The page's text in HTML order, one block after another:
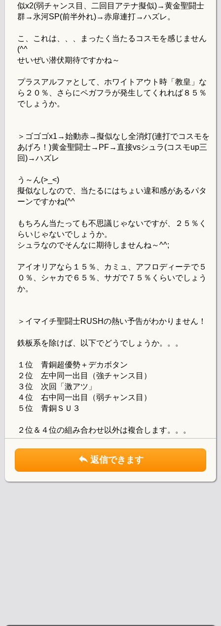
似x2(弱チャンス目、二回目アテナ擬似)→黄金聖闘士
群→氷河SP(前半外れ)→赤扉連打→ハズレ。
こ、これは、、、まったく当たるコスモを感じません
(^^ゞ
せいぜい潜伏期待ですかね～
プラスアルファとして、ホワイトアウト時「教皇」な
ら２０％、さらにペガフラが発生してくれれば８５％
でしょうか。
＞ゴゴゴx1→始動赤→擬似なし全消灯(連打でコスモを
あげろ！)黄金聖闘士→PF→直接vsシュラ(コスモup三
回)→ハズレ
う～ん(>_<)
擬似なしなので、当たるにはちょい違和感があるパタ
ーンですかね(^^ゞ
もちろん当たっても不思議じゃないですが、２５％く
らいじゃないでしょうか。
シュラなのでそんなに期待しませんね～^^;
アイオリアなら１５％、カミュ、アフロディーテで５
０％、シャカで６５％、サガで７５％くらいでしょう
か。
＞イマイチ聖闘士RUSHの熱い予告がわかりません！
鉄板系を除けば、以下でどうでしょうか。。。
１位 青銅超優勢＋デカボタン
２位 左中同一出目（強チャンス目）
３位 次回「激アツ」
４位 右中同一出目（弱チャンス目）
５位 青銅ＳＵ３
２位＆４位の組み合わせ以外は複合します。。。
返信できます